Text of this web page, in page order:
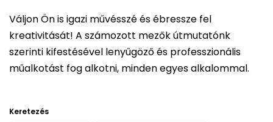
Váljon Ön is igazi művésszé és ébressze fel
kreativitását! A számozott mezők útmutatónk
szerinti kifestésével lenyűgöző és professzionális
műalkotást fog alkotni, minden egyes alkalommal.
Keretezés
ből
0,0
csillag.